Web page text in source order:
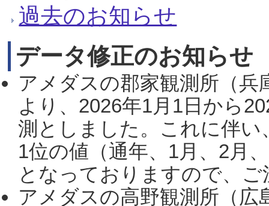
過去のお知らせ
データ修正のお知らせ
アメダスの郡家観測所（
より、2026年1月1日から
測としました。これに伴い
1位の値（通年、1月、2月
となっておりますので、
アメダスの高野観測所（